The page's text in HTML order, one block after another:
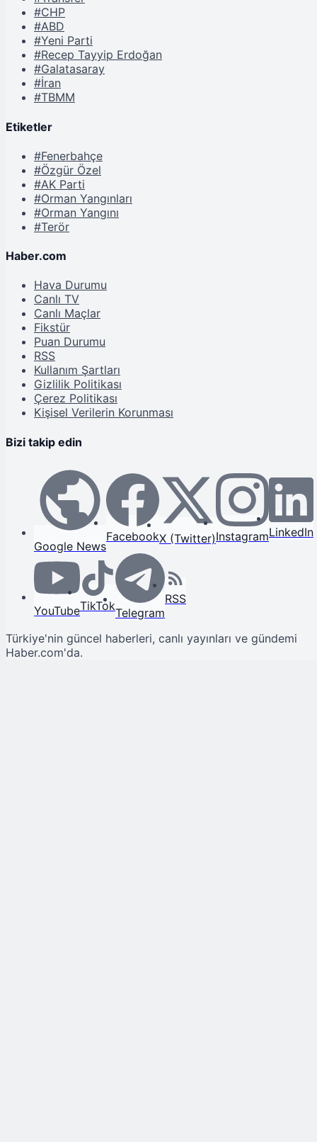
#CHP
#ABD
#Yeni Parti
#Recep Tayyip Erdoğan
#Galatasaray
#İran
#TBMM
Etiketler
#Fenerbahçe
#Özgür Özel
#AK Parti
#Orman Yangınları
#Orman Yangını
#Terör
Haber.com
Hava Durumu
Canlı TV
Canlı Maçlar
Fikstür
Puan Durumu
RSS
Kullanım Şartları
Gizlilik Politikası
Çerez Politikası
Kişisel Verilerin Korunması
Bizi takip edin
Google News
FacebookX (Twitter)InstagramLinkedIn
YouTubeTikTokTelegram
RSS
Türkiye'nin güncel haberleri, canlı yayınları ve gündemi
Haber.com'da.